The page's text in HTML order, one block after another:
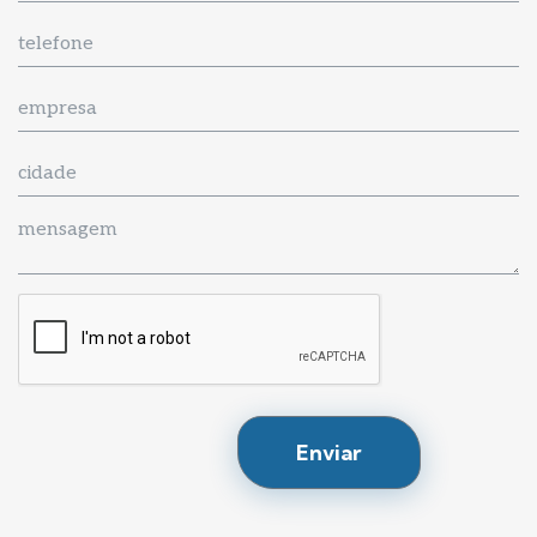
Enviar